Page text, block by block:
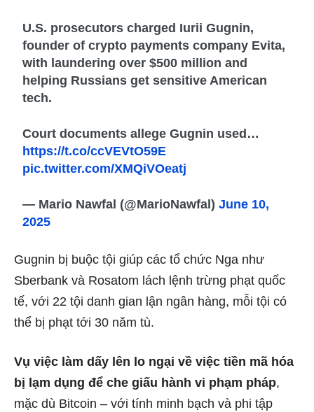
U.S. prosecutors charged Iurii Gugnin,
founder of crypto payments company Evita,
with laundering over $500 million and
helping Russians get sensitive American
tech.
Court documents allege Gugnin used…
https://t.co/ccVEVtO59E
pic.twitter.com/XMQiVOeatj
— Mario Nawfal (@MarioNawfal)June 10,
2025
Gugnin bị buộc tội giúp các tổ chức Nga như
Sberbank và Rosatom lách lệnh trừng phạt quốc
tế, với 22 tội danh gian lận ngân hàng, mỗi tội có
thể bị phạt tới 30 năm tù.
Vụ việc làm dấy lên lo ngại về việc tiền mã hóa
bị lạm dụng để che giấu hành vi phạm pháp,
mặc dù Bitcoin – với tính minh bạch và phi tập